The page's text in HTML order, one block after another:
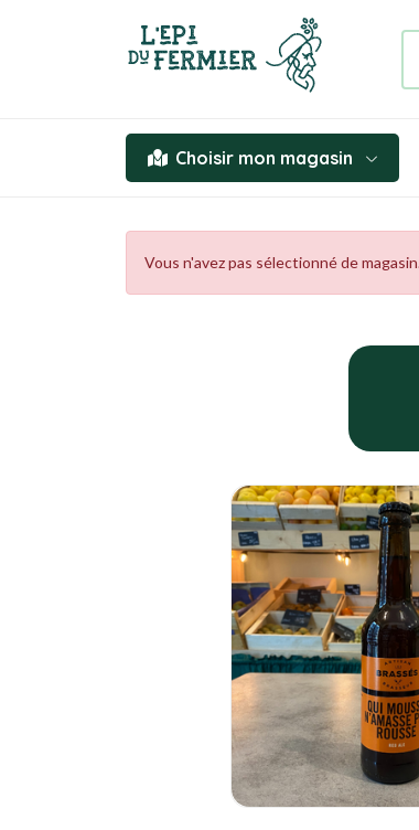
Choisir mon magasin
Vous n'avez pas sélectionné de